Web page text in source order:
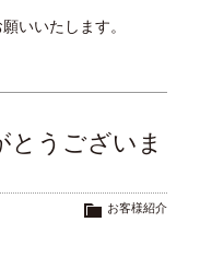
いいたします。
うございま
お客様紹介